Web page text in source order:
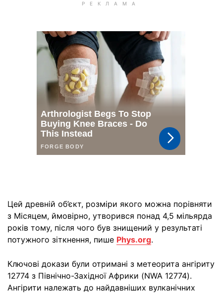
Цей древній об’єкт, розміри якого можна порівняти
з Місяцем, ймовірно, утворився понад 4,5 мільярда
років тому, після чого був знищений у результаті
потужного зіткнення, пише Phys.org.
Ключові докази були отримані з метеорита ангіриту
12774 з Північно-Західної Африки (NWA 12774).
Ангірити належать до найдавніших вулканічних